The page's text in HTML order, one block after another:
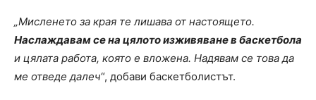
„Мисленето за края те лишава от настоящето.
Наслаждавам се на цялото изживяване в баскетбола
и цялата работа, която е вложена. Надявам се това да
ме отведе далеч“, добави баскетболистът.